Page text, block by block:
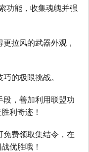
功能，收集魂魄并强
拉风的武器外观，
的极限挑战。
段，善加利用联盟功
利奇迹！
免费领取集结令，在
优胜哦！